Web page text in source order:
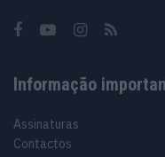
Informação
Assinaturas
Contactos